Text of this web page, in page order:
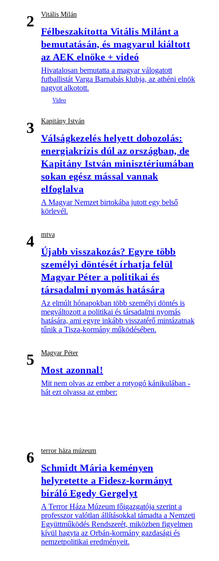
2 Vitális Milán
Félbeszakította Vitális Milánt a
bemutatásán, és magyarul kiáltott
az AEK elnöke + videó
Hivatalosan bemutatta a magyar válogatott
futballistát Varga Barnabás klubja, az athéni elnök
nagyot alkotott.
3 Kapitány István
Válságkezelés helyett dobozolás:
energiakrízis dúl az országban, de
Kapitány István minisztériumában
sokan egész mással vannak
elfoglalva
A Magyar Nemzet birtokába jutott egy belső
körlevél.
4 mtva
Újabb visszakozás? Egyre több
személyi döntését írhatja felül
Magyar Péter a politikai és
társadalmi nyomás hatására
Az elmúlt hónapokban több személyi döntés is
megváltozott a politikai és társadalmi nyomás
hatására, ami egyre inkább visszatérő mintázatnak
tűnik a Tisza-kormány működésében.
5 Magyar Péter
Most azonnal!
Mit nem olvas az ember a rotyogó kánikulában -
hát ezt olvassa az ember:
6 terror háza múzeum
Schmidt Mária keményen
helyretette a Fidesz-kormányt
bíráló Egedy Gergelyt
A Terror Háza Múzeum főigazgatója szerint a
professzor valótlan állításokkal támadta a Nemzeti
Együttműködés Rendszerét, miközben figyelmen
kívül hagyta az Orbán-kormány gazdasági és
nemzetpolitikai eredményeit.